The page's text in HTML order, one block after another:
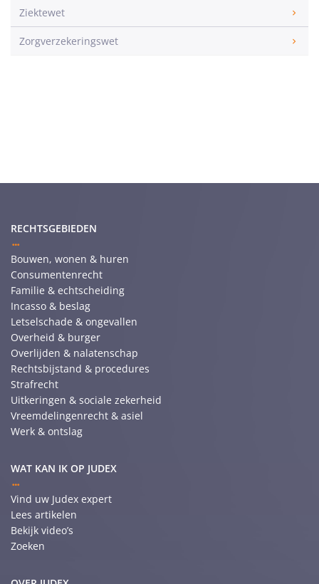
Ziektewet
Zorgverzekeringswet
RECHTSGEBIEDEN
Bouwen, wonen & huren
Consumentenrecht
Familie & echtscheiding
Incasso & beslag
Letselschade & ongevallen
Overheid & burger
Overlijden & nalatenschap
Rechtsbijstand & procedures
Strafrecht
Uitkeringen & sociale zekerheid
Vreemdelingenrecht & asiel
Werk & ontslag
WAT KAN IK OP JUDEX
Vind uw Judex expert
Lees artikelen
Bekijk video’s
Zoeken